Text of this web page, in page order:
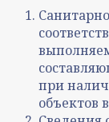
при
объектов